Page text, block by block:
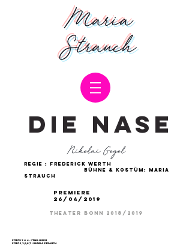
Maria
Strauch
DIE NASE
Nikolai Gogol
REGIE : FREDERICK WERTH
BÜHNE & KOSTÜM: MARIA
STRAUCH
PREMIERE
26/04/2019
THeater Bonn 2018/2019
FOTOS 2 & 4: ©THILO BEU
FOTO 1,3,5,6,7 ©MARIA STRAUCH